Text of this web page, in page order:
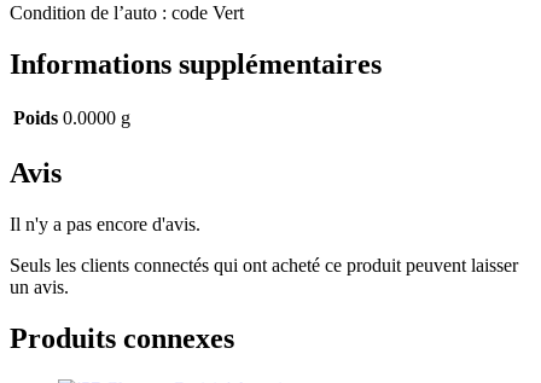
Condition de l’auto : code Vert
Informations supplémentaires
Poids 0.0000 g
Avis
Il n'y a pas encore d'avis.
Seuls les clients connectés qui ont acheté ce produit peuvent laisser
un avis.
Produits connexes